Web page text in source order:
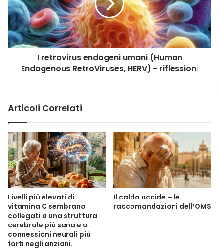
o
m
a
i
l
d
i
p
r
e
n
r
o
v
i
r
o
n
i
u
m
a
i
(
u
m
I retrovirus endogeni umani (Human
Endogenous RetroViruses, HERV) - riflessioni
Articoli Correlati
Livelli più elevati di
vitamina C sembrano
collegati a una struttura
cerebrale più sana e a
connessioni neurali più
forti negli anziani.
Il caldo uccide – le
raccomandazioni dell’OMS